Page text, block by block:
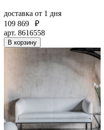
доставка от 1 дня
109 869
₽
арт. 8616558
В корзину